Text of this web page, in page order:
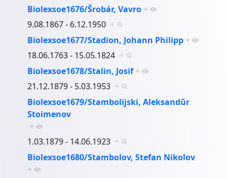
Biolexsoe1676/Šrobár, Vavro +
9.08.1867 - 6.12.1950 +
Biolexsoe1677/Stadion, Johann Philipp +
18.06.1763 - 15.05.1824 +
Biolexsoe1678/Stalin, Josif +
21.12.1879 - 5.03.1953 +
Biolexsoe1679/Stambolijski, Aleksandŭr
Stoimenov
+
1.03.1879 - 14.06.1923 +
Biolexsoe1680/Stambolov, Stefan Nikolov
+